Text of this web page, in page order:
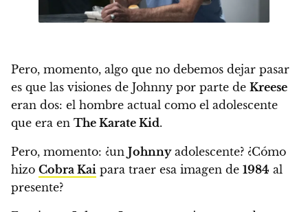
Pero, momento, algo que no debemos dejar pasar
es que las visiones de Johnny por parte de Kreese
eran dos: el hombre actual como el adolescente
que era en The Karate Kid.
Pero, momento: ¿un Johnnyadolescente? ¿Cómo
hizo Cobra Kai para traer esa imagen de 1984 al
presente?